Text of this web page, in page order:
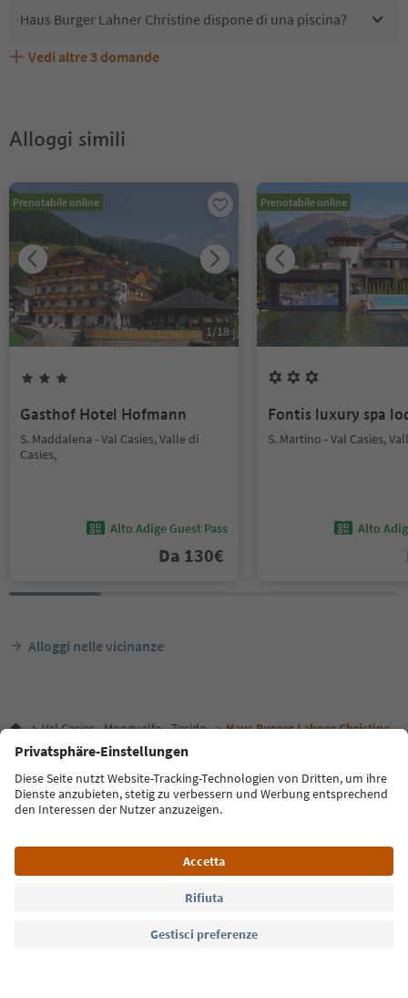
Haus Burger Lahner Christine dispone di una piscina?
Haus Burger Lahner Christine accetta animali domestici?
Quali servizi/attività sono disponibili presso Haus Burger
Gli ospiti di Haus Burger Lahner Christine ricevono l'Alto
Vedi altre 3 domande
Alloggi simili
Prenotabile online
1/18
Gasthof Hotel Hofmann
S. Maddalena - Val Casies, Valle di
Casies,
Alto Adige Guest Pass
Da 130€
Prenotabile online
Fontis luxury spa
S. Martino - Val Casies,
Alto
Alloggi nelle vicinanze
Val Casies - Monguelfo - Tesido Haus Burger Lahner Christine
Lingua: Italiano